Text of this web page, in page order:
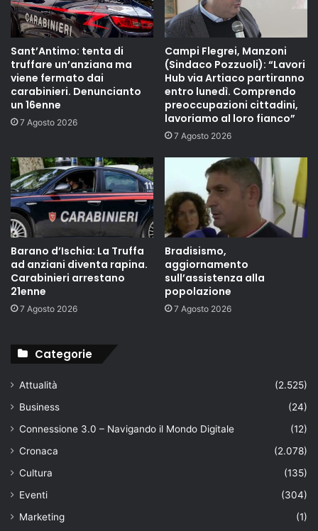
Sant’Antimo: tenta di
truffare un’anziana ma
viene fermato dai
carabinieri. Denuncianto
un 16enne
7 Agosto 2026
Campi Flegrei, Manzoni
(Sindaco Pozzuoli): “Lavori
Hub via Artiaco partiranno
entro lunedì. Comprendo
preoccupazioni cittadini,
lavoriamo al loro fianco”
7 Agosto 2026
Barano d’Ischia: La Truffa
ad anziani diventa rapina.
Carabinieri arrestano
21enne
7 Agosto 2026
Bradisismo,
aggiornamento
sull’assistenza alla
popolazione
7 Agosto 2026
Categorie
Attualità
(2.525)
Business
(24)
Connessione 3.0 – Navigando il Mondo Digitale
(12)
Cronaca
(2.078)
Cultura
(135)
Eventi
(304)
Marketing
(1)